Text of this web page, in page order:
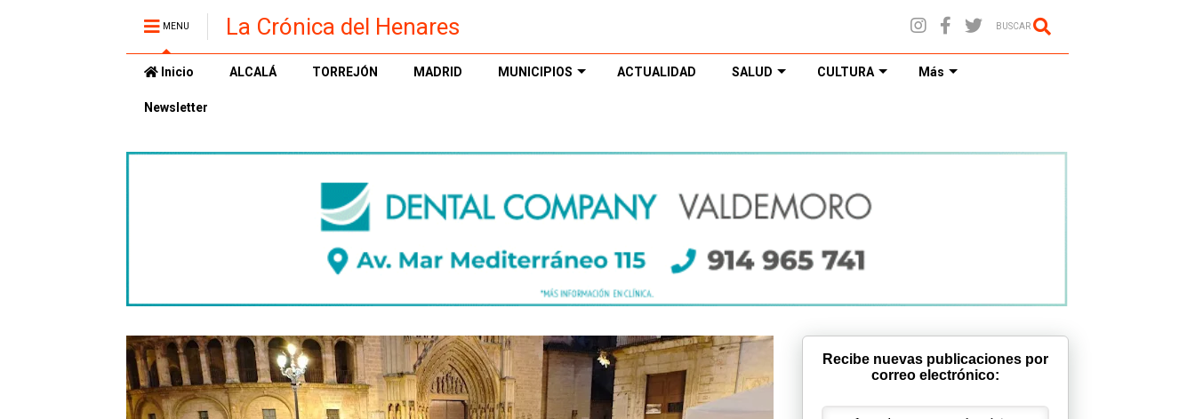
MENU La Crónica del Henares BUSCAR
Inicio ALCALÁ TORREJÓN MADRID MUNICIPIOS ACTUALIDAD SALUD CULTURA Más
Newsletter
Recibe nuevas publicaciones por
correo electrónico: